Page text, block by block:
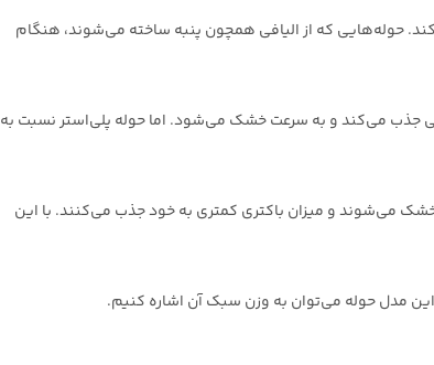
حوله‌هایی که از الیافی همچون پنبه ساخته می‌شوند، هنگام
جذب می‌کند و به سرعت خشک می‌شود. اما حوله پلی‌استر نسبت به
می‌شوند و میزان باکتری کمتری به خود جذب می‌کنند. با این
مدل حوله می‌توان به وزن سبک آن اشاره کنیم.